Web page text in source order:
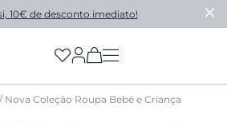
10€ de desconto imediato!
(has more options
Nova Coleção Roupa Bebé e Criança